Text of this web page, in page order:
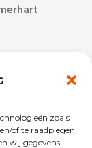
zoals
of te raadplegen.
wij gegevens